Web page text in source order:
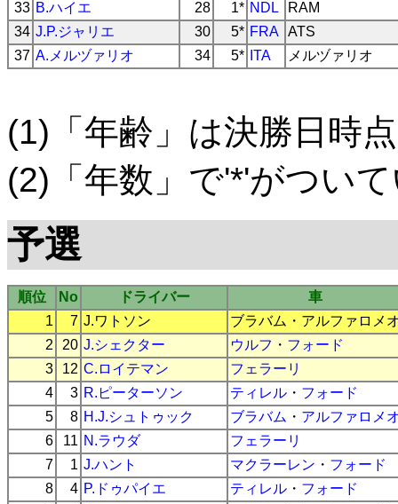
33 B.ハイエ 28 1* NDL
RAM
34 J.P.ジャリエ 30 5* FRA ATS
37 A.メルヅァリオ 34 5* ITA メルヅァリオ
(1)「年齢」は決勝日時点
(2)「年数」で'*'がつい
予選
順位 No ドライバー
車
1
7 J.ワトソン ブラバム ・ アルファロメ
2
20 J.シェクター ウルフ ・ フォード
3
12 C.ロイテマン
フェラーリ
4
3 R.ピーターソン ティレル ・ フォード
5
8 H.J.シュトゥック ブラバム ・ アルファロメ
6
11 N.ラウダ
フェラーリ
7
1 J.ハント マクラーレン ・ フォード
8
4 P.ドゥパイエ ティレル ・ フォード